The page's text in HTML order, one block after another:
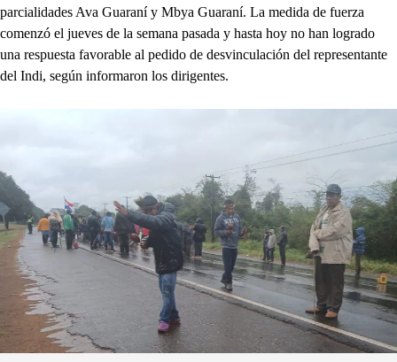
parcialidades Ava Guaraní y Mbya Guaraní. La medida de fuerza
comenzó el jueves de la semana pasada y hasta hoy no han logrado
una respuesta favorable al pedido de desvinculación del representante
del Indi, según informaron los dirigentes.